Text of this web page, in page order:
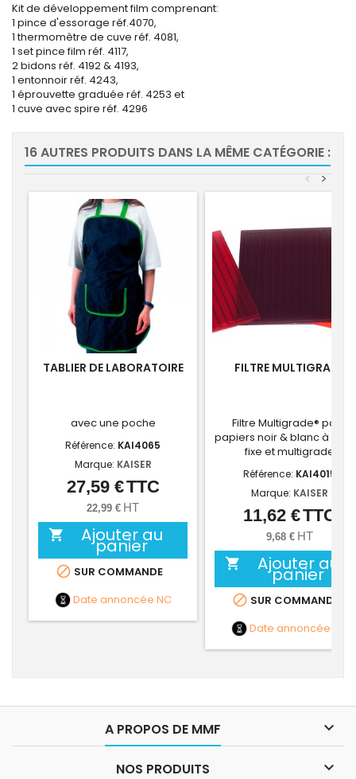
Kit de développement film comprenant:
1 pince d'essorage réf.4070,
1 thermomètre de cuve réf. 4081,
1 set pince film réf. 4117,
2 bidons réf. 4192 & 4193,
1 entonnoir réf. 4243,
1 éprouvette graduée réf. 4253 et
1 cuve avec spire réf. 4296
16 AUTRES PRODUITS DANS LA MÊME CATÉGORIE :
>
<
TABLIER DE LABORATOIRE
avec une poche
Référence: KAI4065
Marque: KAISER
Prix
27,59 €TTC
22,99 € HT
 Ajouter au
panier
 SUR COMMANDE
Date annoncée NC
FILTRE MULTIGRADE
Filtre Multigrade® pour
papiers noir & blanc à
fixe et multigrade
Référence: KAI4015
Marque: KAISER
Prix
11,62 €TTC
9,68 € HT
 Ajouter au
panier
 SUR COMMANDE
Date annoncée
A PROPOS DE MMF 
NOS PRODUITS 